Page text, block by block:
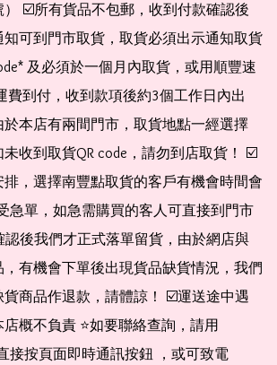
） ☑️所有貨品不包郵，收到付款確認後
可到門市取貨，取貨必須出示通知取貨
及必須於一個月內取貨，或用順豐速
費到付，收到款項後約3個工作日內出
本店有兩間門市，取貨地點一經選擇
收到取貨QR code，請勿到店取貨！ ☑️
，選擇南豐點取貨的客戶有機會時間會
急單，如急需購買的客人可直接到門市
後我們才正式落單留貨，由於網店與
有機會下單後出現貨品缺貨情況，我們
商品作退款，請體諒！ ☑️運送途中遇
概不負責 ⭐️如要聯絡查詢，請用
接按頁面即時通訊按鈕 ，或可致電